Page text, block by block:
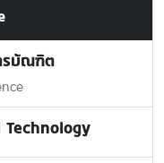
รบัณฑิต